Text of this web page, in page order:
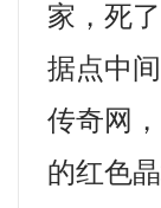
家，死
据点中
传奇网
的红色